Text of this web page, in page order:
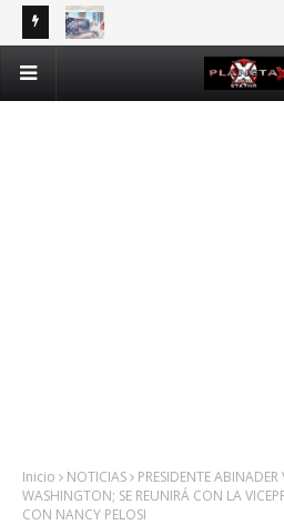
DOMINICANOS DEPENDIENTES
Inicio NOTICIAS
PRESIDENTE ABINADER
WASHINGTON; SE REUNIRÁ CON LA
CON NANCY PELOSI